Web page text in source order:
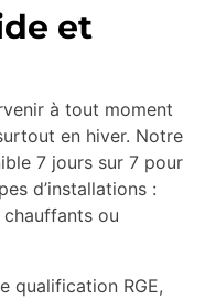
et
à tout moment
en hiver. Notre
7 jours sur 7 pour
d’installations :
ou
qualification RGE,